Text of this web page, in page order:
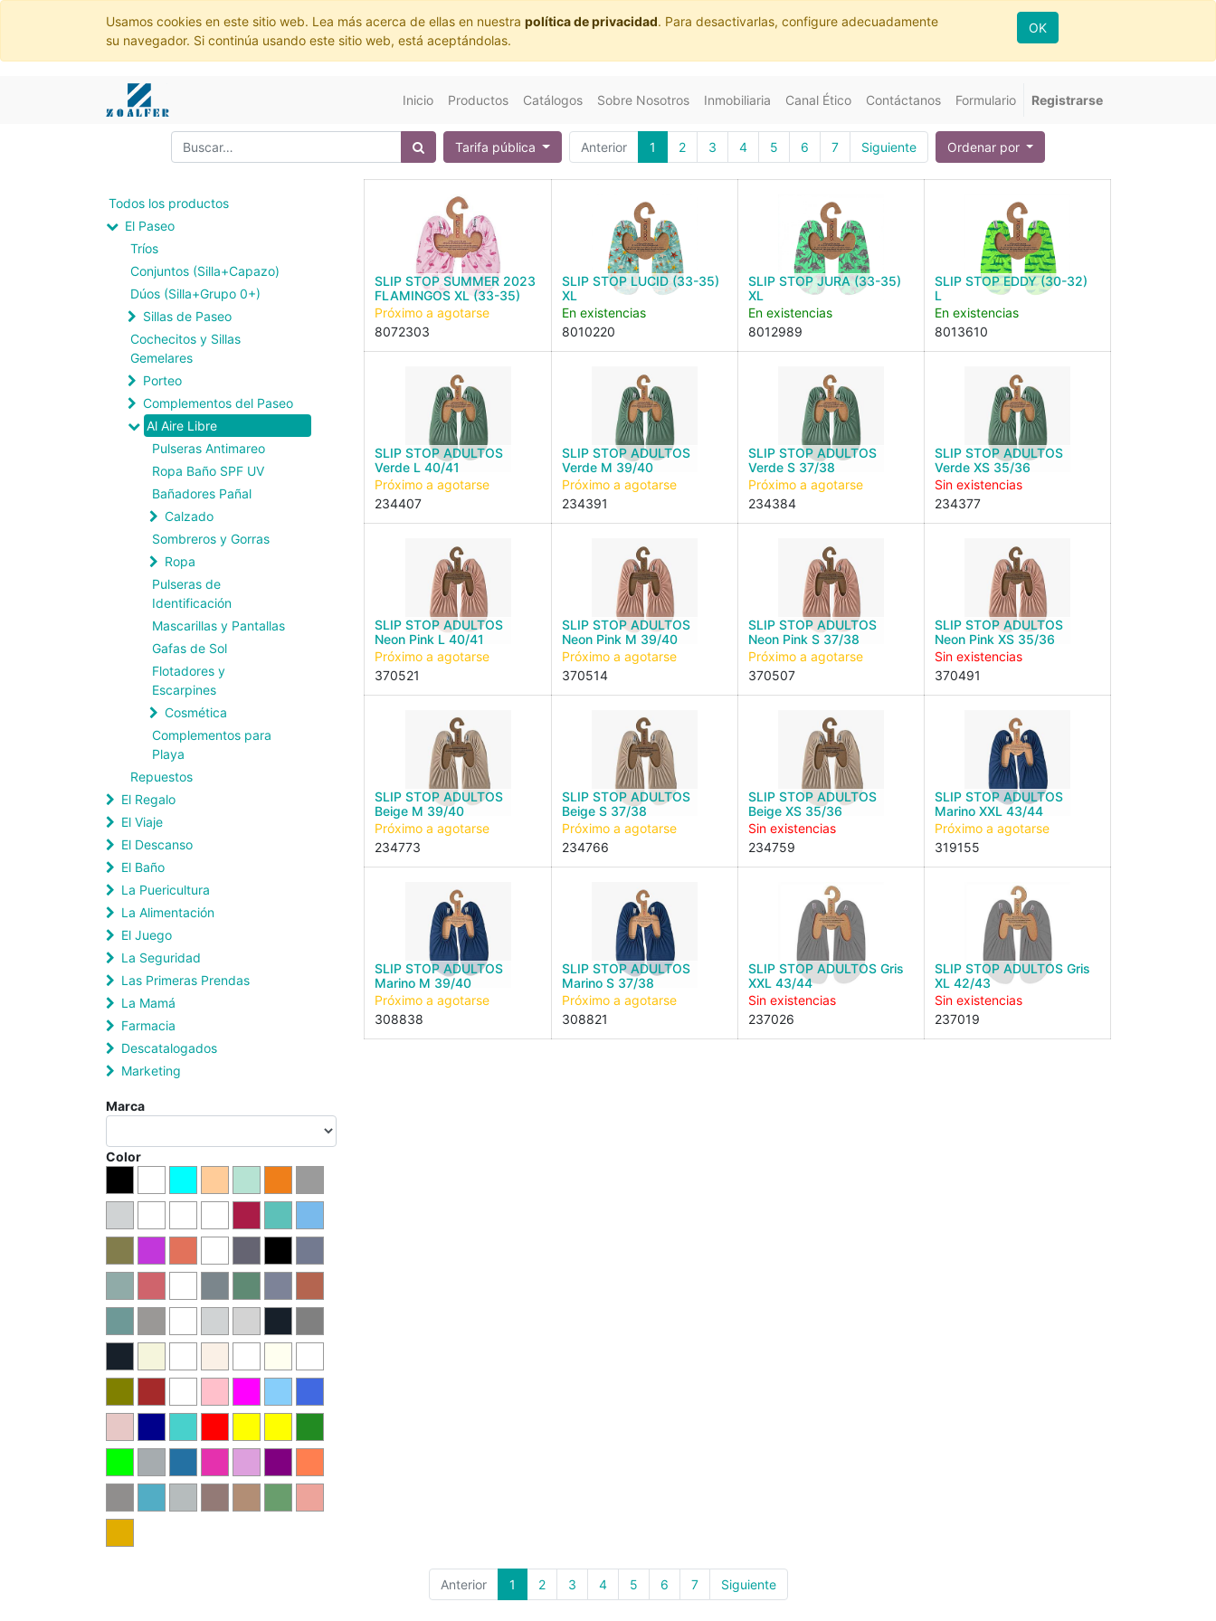
Usamos cookies en este sitio web. Lea más acerca de ellas en nuestra política de privacidad. Para desactivarlas, configure adecuadamente
su navegador. Si continúa usando este sitio web, está aceptándolas.
OK
Inicio Productos Catálogos Sobre Nosotros Inmobiliaria Canal Ético Contáctanos Formulario Registrarse
Tarifa pública Anterior 1 2 3 4 5 6 7 Siguiente Ordenar por
Todos los productos
El Paseo
Tríos
Conjuntos (Silla+Capazo)
Dúos (Silla+Grupo 0+)
Sillas de Paseo
Cochecitos y Sillas
Gemelares
Porteo
Complementos del Paseo
Al Aire Libre
Pulseras Antimareo
Ropa Baño SPF UV
Bañadores Pañal
Calzado
Sombreros y Gorras
Ropa
Pulseras de
Identificación
Mascarillas y Pantallas
Gafas de Sol
Flotadores y
Escarpines
Cosmética
Complementos para
Playa
Repuestos
El Regalo
El Viaje
El Descanso
El Baño
La Puericultura
La Alimentación
El Juego
La Seguridad
Las Primeras Prendas
La Mamá
Farmacia
Descatalogados
Marketing
Marca
Color
SLIP STOP SUMMER 2023
FLAMINGOS XL (33-35)
Próximo a agotarse
8072303
SLIP STOP LUCID (33-35)
XL
En existencias
8010220
SLIP STOP JURA (33-35)
XL
En existencias
8012989
SLIP STOP EDDY (30-32)
L
En existencias
8013610
SLIP STOP ADULTOS
Verde L 40/41
Próximo a agotarse
234407
SLIP STOP ADULTOS
Verde M 39/40
Próximo a agotarse
234391
SLIP STOP ADULTOS
Verde S 37/38
Próximo a agotarse
234384
SLIP STOP ADULTOS
Verde XS 35/36
Sin existencias
234377
SLIP STOP ADULTOS
Neon Pink L 40/41
Próximo a agotarse
370521
SLIP STOP ADULTOS
Neon Pink M 39/40
Próximo a agotarse
370514
SLIP STOP ADULTOS
Neon Pink S 37/38
Próximo a agotarse
370507
SLIP STOP ADULTOS
Neon Pink XS 35/36
Sin existencias
370491
SLIP STOP ADULTOS
Beige M 39/40
Próximo a agotarse
234773
SLIP STOP ADULTOS
Beige S 37/38
Próximo a agotarse
234766
SLIP STOP ADULTOS
Beige XS 35/36
Sin existencias
234759
SLIP STOP ADULTOS
Marino XXL 43/44
Próximo a agotarse
319155
SLIP STOP ADULTOS
Marino M 39/40
Próximo a agotarse
308838
SLIP STOP ADULTOS
Marino S 37/38
Próximo a agotarse
308821
SLIP STOP ADULTOS Gris
XXL 43/44
Sin existencias
237026
SLIP STOP ADULTOS Gris
XL 42/43
Sin existencias
237019
Anterior 1 2 3 4 5 6 7 Siguiente